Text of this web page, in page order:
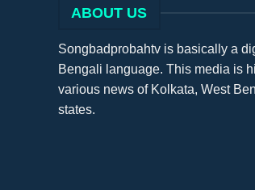
ABOUT US
Songbadprobahtv is basically a
Bengali language. This media is
various news of Kolkata, West
states.